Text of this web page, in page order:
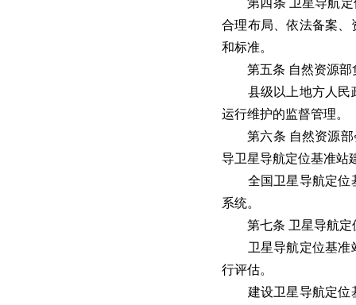
第四条 卫星导航定
合理布局、依法备案、
和标准。
第五条 自然资源部
县级以上地方人民政
运行维护的监督管理。
第六条 自然资源部
导卫星导航定位基准站
全国卫星导航定位基
系统。
第七条 卫星导航定
卫星导航定位基准站
行评估。
建设卫星导航定位基